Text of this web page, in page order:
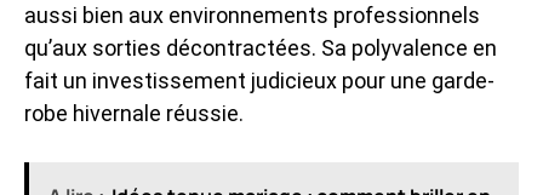
aussi bien aux environnements professionnels
qu’aux sorties décontractées. Sa polyvalence en
fait un investissement judicieux pour une garde-
robe hivernale réussie.